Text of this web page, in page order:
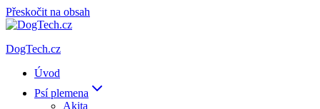
Přeskočit na obsah
DogTech.cz
Úvod
Psí plemena
Akita